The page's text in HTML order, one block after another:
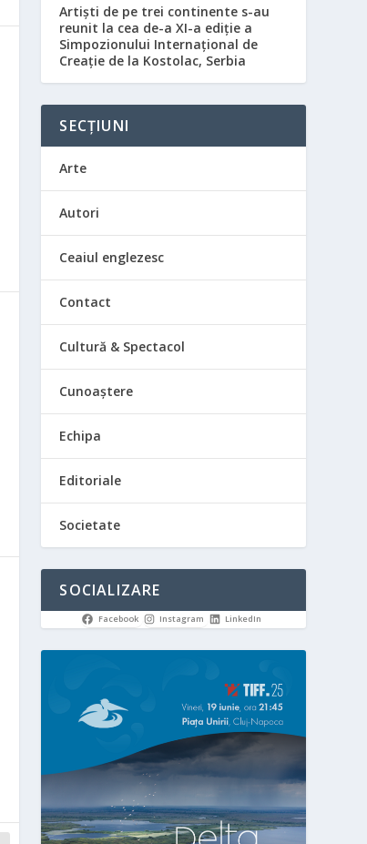
Artiști de pe trei continente s-au
reunit la cea de-a XI-a ediție a
Simpozionului Internațional de
Creație de la Kostolac, Serbia
SECȚIUNI
Arte
Autori
Ceaiul englezesc
Contact
Cultură & Spectacol
Cunoaștere
Echipa
Editoriale
Societate
SOCIALIZARE
Facebook Instagram LinkedIn